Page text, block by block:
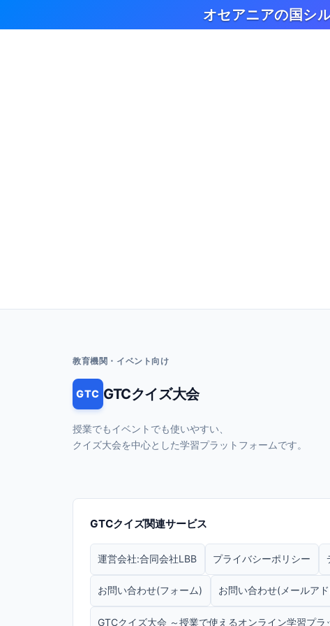
オセアニアの国シ
教育機関・イベント向け
GTC GTCクイズ大会
授業でもイベントでも使いやすい、
クイズ大会を中心とした学習プラットフォームです。
GTCクイズ関連サービス
運営会社:合同会社LBB プライバシーポリシー
お問い合わせ(フォーム) お問い合わせ(メールア
GTCクイズ大会 ～授業で使えるオンライン学習プラ